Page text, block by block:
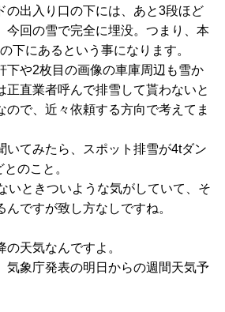
の出入り口の下には、あと3段ほど
今回の雪で完全に埋没。つまり、本
下にあるという事になります。
下や2枚目の画像の車庫周辺も雪か
正直業者呼んで排雪して貰わないと
ので、近々依頼する方向で考えてま
いてみたら、スポット排雪が4tダン
のこと。
いときついような気がしていて、そ
ですが致し方なしですね。
天気なんですよ。
気象庁発表の明日からの週間天気予